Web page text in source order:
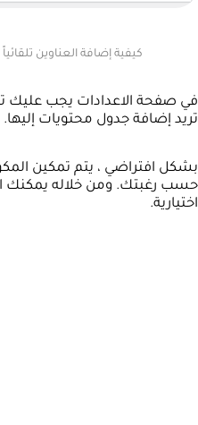
كيفية إضافة العناوين
في صفحة الاعدادات يجب عليك
تريد إضافة جدول محتويات إليها.
بشكل افتراضي ، يتم تمكين
حسب رغبتك. ومن خلاله يمكنك
اختيارية.